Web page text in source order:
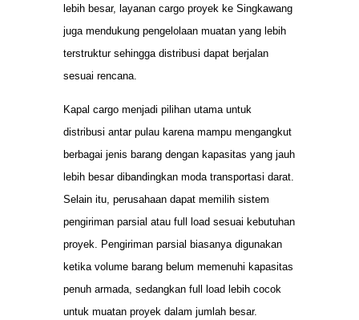
lebih besar, layanan cargo proyek ke Singkawang
juga mendukung pengelolaan muatan yang lebih
terstruktur sehingga distribusi dapat berjalan
sesuai rencana.
Kapal cargo menjadi pilihan utama untuk
distribusi antar pulau karena mampu mengangkut
berbagai jenis barang dengan kapasitas yang jauh
lebih besar dibandingkan moda transportasi darat.
Selain itu, perusahaan dapat memilih sistem
pengiriman parsial atau full load sesuai kebutuhan
proyek. Pengiriman parsial biasanya digunakan
ketika volume barang belum memenuhi kapasitas
penuh armada, sedangkan full load lebih cocok
untuk muatan proyek dalam jumlah besar.